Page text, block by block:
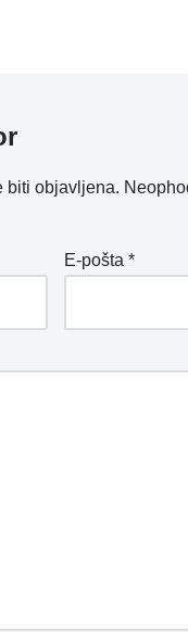
biti objavljena.
E-pošta*